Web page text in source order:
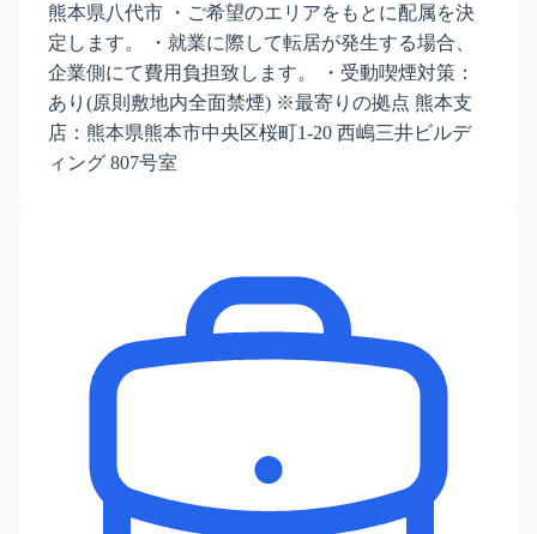
熊本県八代市 ・ご希望のエリアをもとに配属を決
定します。 ・就業に際して転居が発生する場合、
企業側にて費用負担致します。 ・受動喫煙対策：
あり(原則敷地内全面禁煙) ※最寄りの拠点 熊本支
店：熊本県熊本市中央区桜町1-20 西嶋三井ビルデ
ィング 807号室